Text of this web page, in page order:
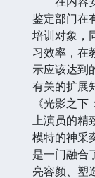
鉴定部门在
培训对象，
习效率，在
示应该达到
有关的扩展
《光影之
上演员的精
模特的神采
是一门融合
亮容颜、塑